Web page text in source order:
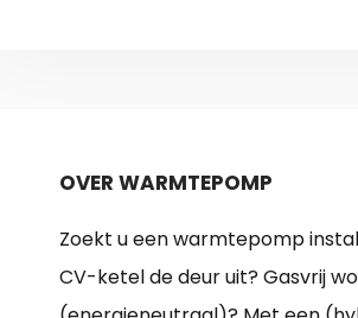
OVER WARMTEPOMP
Zoekt u een warmtepomp
CV-ketel de deur uit? Gasvrij